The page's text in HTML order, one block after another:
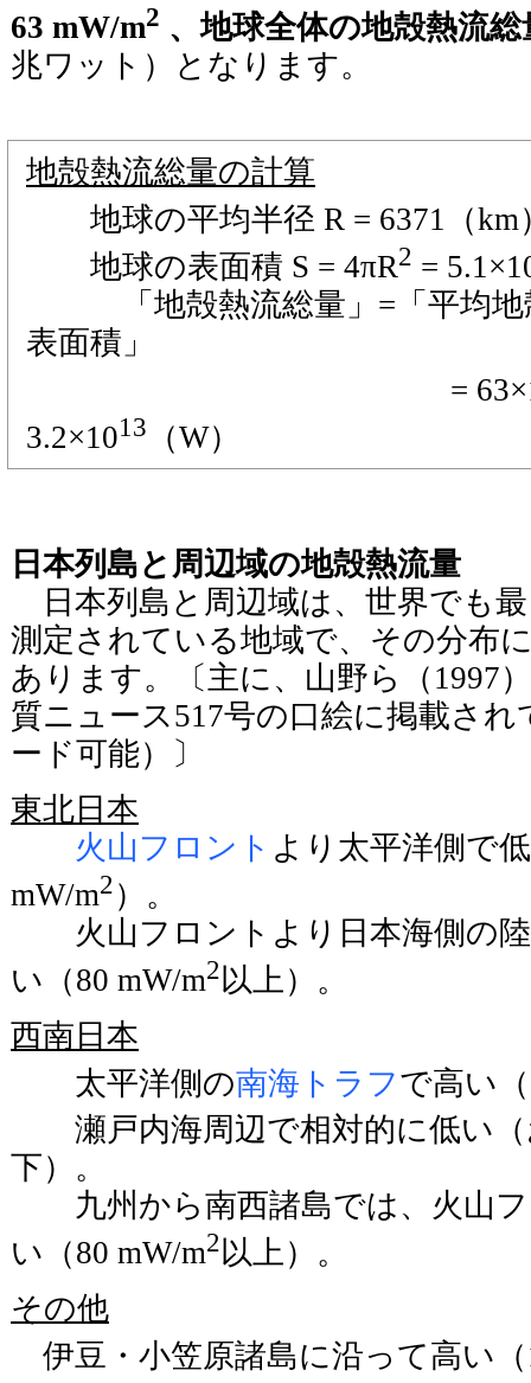
63 mW/m2 、地球全体の地殻熱流総
兆ワット）となります。
地殻熱流総量の計算
地球の平均半径 R = 6371（km
地球の表面積 S = 4πR2 =
「地殻熱流総量」=「平均地
表面積」
=
3.2×1013 （W）
日本列島と周辺域の地殻熱流量
日本列島と周辺域は、世界でも
測定されている地域で、その分布
あります。〔主に、山野ら（1997
質ニュース517号の口絵に掲載さ
ード可能）〕
東北日本
火山フロント より太平洋側で
mW/m2 ）。
火山フロントより日本海側の陸
い（80 mW/m2 以上）。
西南日本
太平洋側の南海トラフで高い
瀬戸内海周辺で相対的に低い（
下）。
九州から南西諸島では、火山フ
い（80 mW/m2以上）。
その他
伊豆・小笠原諸島に沿って高い（